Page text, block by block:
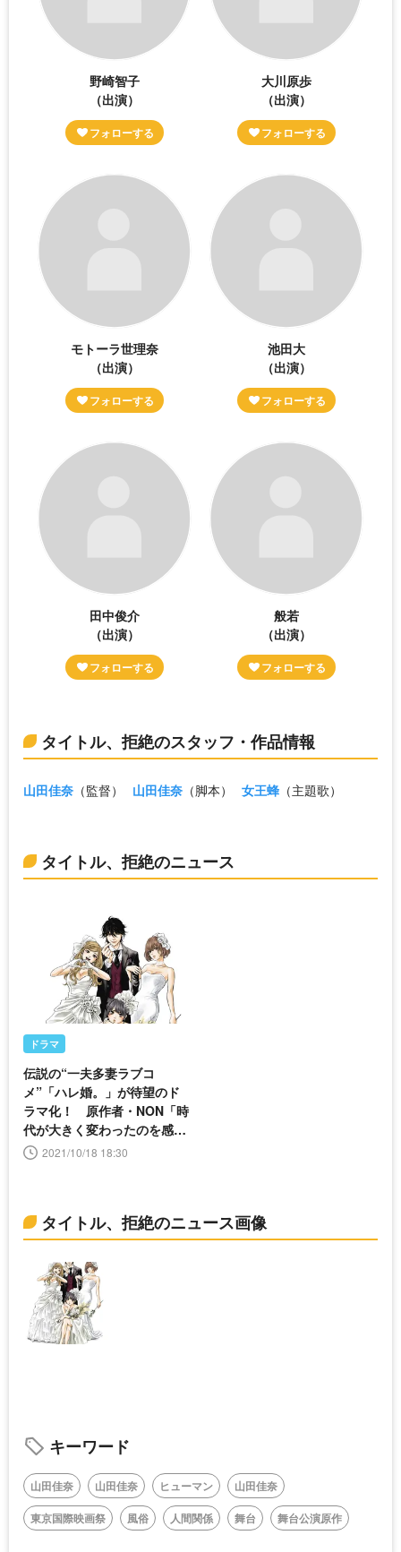
野崎智子
（出演）
大川原歩
（出演）
モトーラ世理奈
（出演）
池田大
（出演）
田中俊介
（出演）
般若
（出演）
タイトル、拒絶のスタッフ・作品情報
山田佳奈 （監督） 山田佳奈 （脚本） 女王蜂 （主題歌）
タイトル、拒絶のニュース
ドラマ
伝説の“一夫多妻ラブコ
メ”「ハレ婚。」が待望のド
ラマ化！ 原作者・NON「時
代が大きく変わったのを感じ
ています」
2021/10/18 18:30
タイトル、拒絶のニュース画像
キーワード
山田佳奈 山田佳奈 ヒューマン
山田佳奈
東京国際映画祭
風俗 人間関係 舞台 舞台公演原作